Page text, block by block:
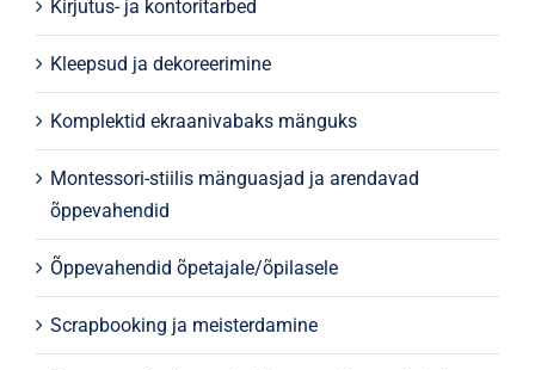
Kirjutus- ja kontoritarbed
Kleepsud ja dekoreerimine
Komplektid ekraanivabaks mänguks
Montessori-stiilis mänguasjad ja arendavad
õppevahendid
Õppevahendid õpetajale/õpilasele
Scrapbooking ja meisterdamine